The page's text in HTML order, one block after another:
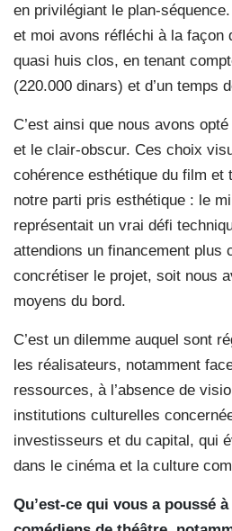
en privilégiant le plan-
et moi avons réfléchi à la façon
quasi huis clos, en tenant
(220.000 dinars) et d’un temps
C’est ainsi que nous avons
et le clair-obscur. Ces choix
cohérence esthétique du film et
notre parti pris esthétique : le
représentait un vrai défi
attendions un financement plus
concrétiser le projet, soit nous
moyens du bord.
C’est un dilemme auquel sont
les réalisateurs, notamment
ressources, à l’absence de
institutions culturelles
investisseurs et du capital, qui
dans le cinéma et la culture
Qu’est-ce qui vous a poussé